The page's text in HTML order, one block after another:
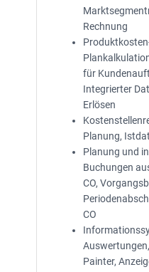
Rechnung
für
Integrierter
Erlösen
Planung,
Planung und
Buchungen
CO,
CO
Painter,